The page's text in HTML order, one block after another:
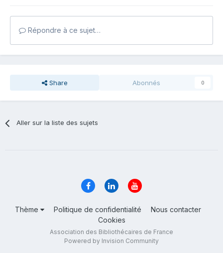
Répondre à ce sujet…
Share Abonnés 0
Aller sur la liste des sujets
Thème Politique de confidentialité
Nous contacter
Cookies
Association des Bibliothécaires de France
Powered by Invision Community